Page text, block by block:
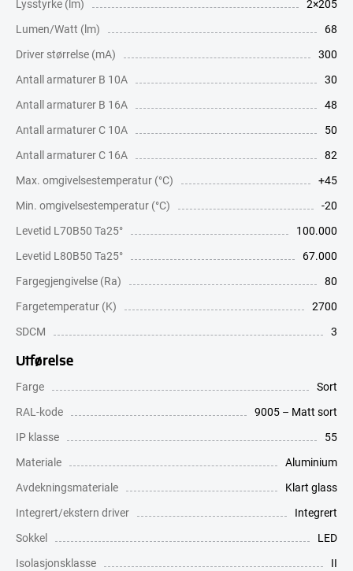
Lysstyrke (lm)
2×205
Lumen/Watt (lm)
68
Driver størrelse (mA)
300
Antall armaturer B 10A
30
Antall armaturer B 16A
48
Antall armaturer C 10A
50
Antall armaturer C 16A
82
Max. omgivelsestemperatur (°C)
+45
Min. omgivelsestemperatur (°C)
-20
Levetid L70B50 Ta25°
100.000
Levetid L80B50 Ta25°
67.000
Fargegjengivelse (Ra)
80
Fargetemperatur (K)
2700
SDCM
3
Utførelse
Farge
Sort
RAL-kode
9005 – Matt sort
IP klasse
55
Materiale
Aluminium
Avdekningsmateriale
Klart glass
Integrert/ekstern driver
Integrert
Sokkel
LED
Isolasjonsklasse
II